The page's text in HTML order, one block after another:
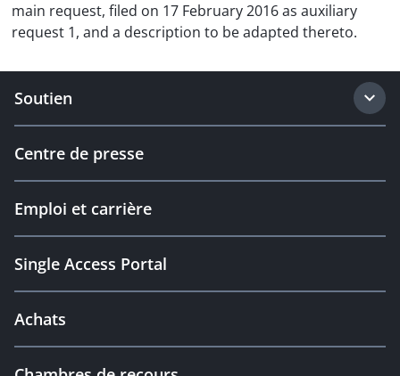
main request, filed on 17 February 2016 as auxiliary
request 1, and a description to be adapted thereto.
Soutien
Centre de presse
Emploi et carrière
Single Access Portal
Achats